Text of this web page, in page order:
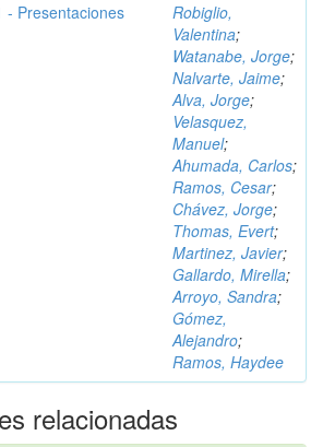
- Presentaciones
Robiglio,
Valentina;
Watanabe, Jorge;
Nalvarte, Jaime;
Alva, Jorge;
Velasquez,
Manuel;
Ahumada, Carlos;
Ramos, Cesar;
Chávez, Jorge;
Thomas, Evert;
Martinez, Javier;
Gallardo, Mirella;
Arroyo, Sandra;
Gómez,
Alejandro;
Ramos, Haydee
relacionadas